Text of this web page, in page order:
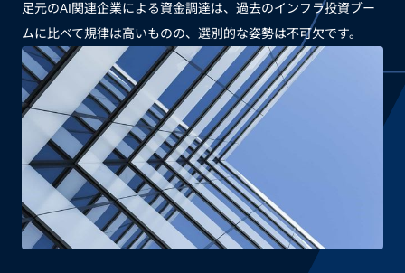
足元のAI関連企業による資金調達は、過去のインフラ投資ブー
ムに比べて規律は高いものの、選別的な姿勢は不可欠です。